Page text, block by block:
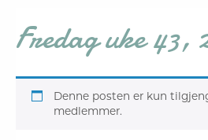
Fredag uke 43,
Denne posten er kun
medlemmer.